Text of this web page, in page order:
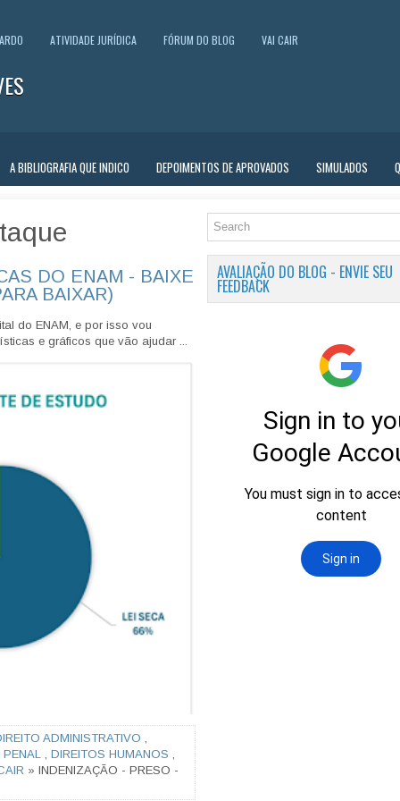
ATIVIDADE JURÍDICA FÓRUM DO BLOG VAI CAIR
A BIBLIOGRAFIA QUE INDICO DEPOIMENTOS DE APROVADOS SIMULADOS
DO ENAM - BAIXE
BAIXAR)
do ENAM, e por isso vou
e gráficos que vão ajudar ...
ADMINISTRATIVO ,
PENAL , DIREITOS HUMANOS ,
» INDENIZAÇÃO - PRESO -
AVALIAÇÃO DO BLOG - ENVIE SEU
FEEDBACK